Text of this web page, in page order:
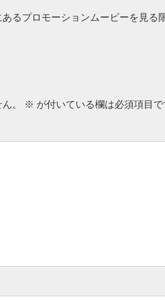
るプロモーションムービーを見る
。 ※ が付いている欄は必須項目で